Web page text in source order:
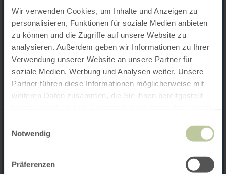
Wir verwenden Cookies, um Inhalte und Anzeigen zu
personalisieren, Funktionen für soziale Medien anbieten
zu können und die Zugriffe auf unsere Website zu
analysieren. Außerdem geben wir Informationen zu Ihrer
Verwendung unserer Website an unsere Partner für
soziale Medien, Werbung und Analysen weiter. Unsere
Partner führen diese Informationen möglicherweise mit
weiteren Daten zusammen, die Sie ihnen bereitgestellt
Notwendig
Präferenzen